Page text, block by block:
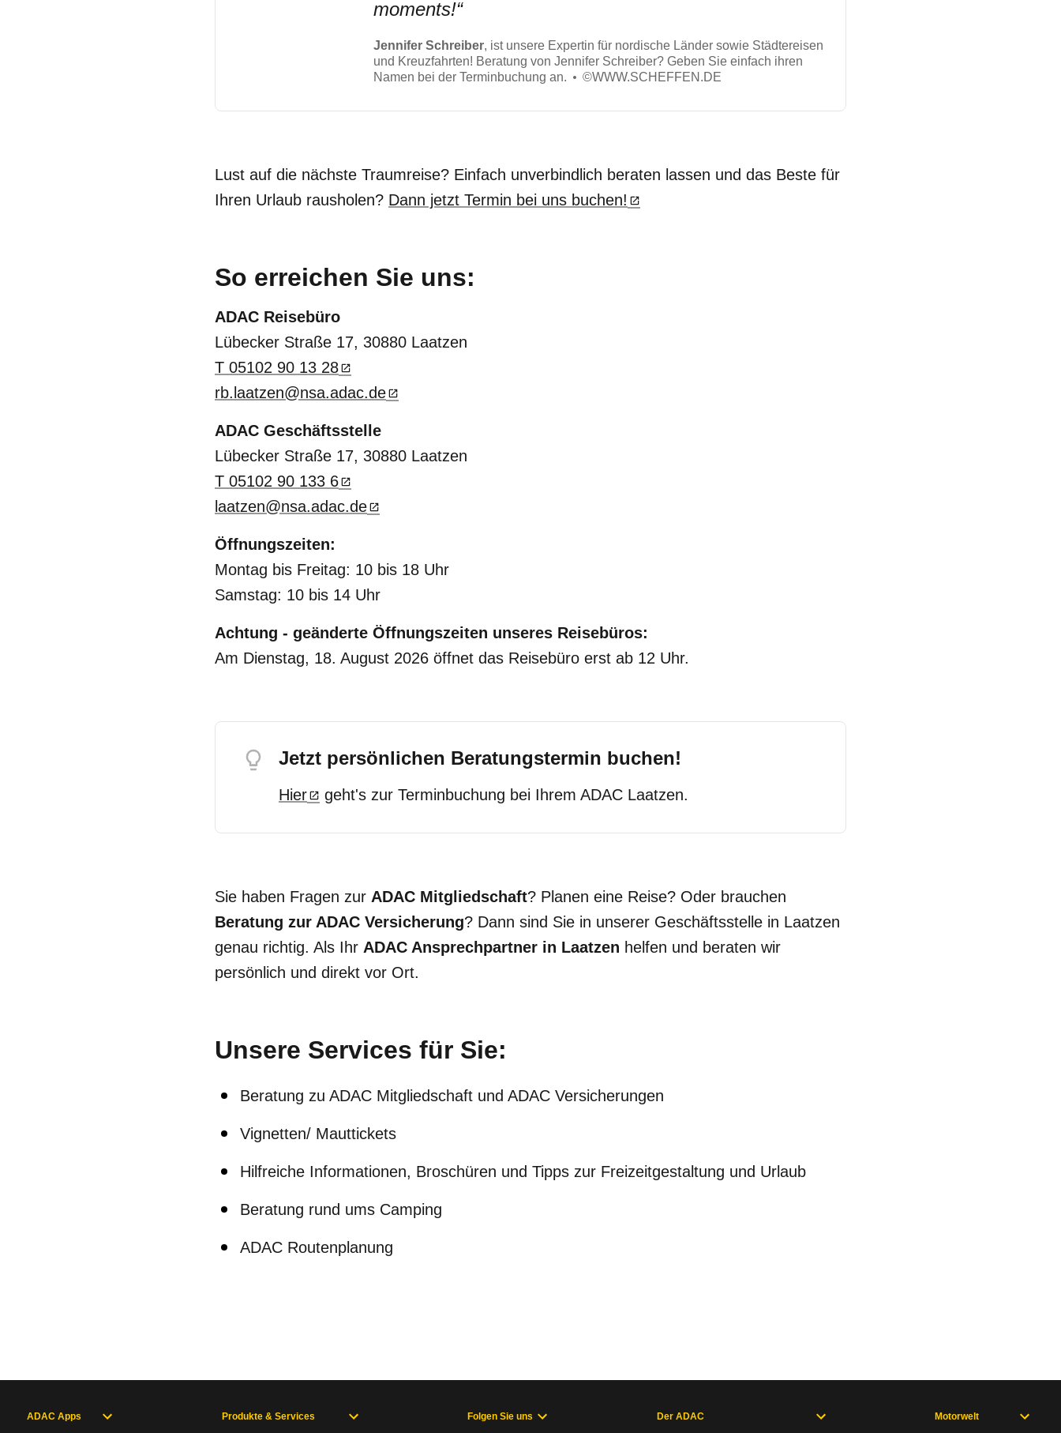
moments!“
Jennifer Schreiber, ist unsere Expertin für nordische Länder sowie Städtereisen
und Kreuzfahrten! Beratung von Jennifer Schreiber? Geben Sie einfach ihren
Namen bei der Terminbuchung an.
©WWW.SCHEFFEN.DE
Lust auf die nächste Traumreise? Einfach unverbindlich beraten lassen und das Beste für
Ihren Urlaub rausholen? Dann jetzt Termin bei uns buchen!
So erreichen Sie uns:
ADAC Reisebüro
Lübecker Straße 17, 30880 Laatzen
T 05102 90 13 28
rb.laatzen@nsa.adac.de
ADAC Geschäftsstelle
Lübecker Straße 17, 30880 Laatzen
T 05102 90 133 6
laatzen@nsa.adac.de
Öffnungszeiten:
Montag bis Freitag: 10 bis 18 Uhr
Samstag: 10 bis 14 Uhr
Achtung - geänderte Öffnungszeiten unseres Reisebüros:
Am Dienstag, 18. August 2026 öffnet das Reisebüro erst ab 12 Uhr.
Jetzt persönlichen Beratungstermin buchen!
Hier geht's zur Terminbuchung bei Ihrem ADAC Laatzen.
Sie haben Fragen zur ADAC Mitgliedschaft? Planen eine Reise? Oder brauchen
Beratung zur ADAC Versicherung? Dann sind Sie in unserer Geschäftsstelle in Laatzen
genau richtig. Als Ihr ADAC Ansprechpartner in Laatzen helfen und beraten wir
persönlich und direkt vor Ort.
Unsere Services für Sie:
Beratung zu ADAC Mitgliedschaft und ADAC Versicherungen
Vignetten/ Mauttickets
Hilfreiche Informationen, Broschüren und Tipps zur Freizeitgestaltung und Urlaub
Beratung rund ums Camping
ADAC Routenplanung
ADAC Apps Produkte & Services Folgen Sie uns Der ADAC Motorwelt